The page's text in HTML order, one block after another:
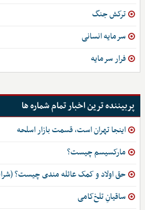
ترکش جنگ
سرمایه انسانی
فرار سرمایه
پربیننده ترین اخبار تمام شماره ها
اینجا تهران است، قسمت بازار اسلحه
مارکسیسم چیست؟
حق اولاد و کمک عائله مندی چیست؟
ساقیانِ تلخ‌کامی